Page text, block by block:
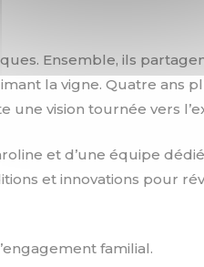
Ensemble, ils
la vigne. Quatre ans
vision tournée vers
et d’une équipe
et innovations pour
familial.